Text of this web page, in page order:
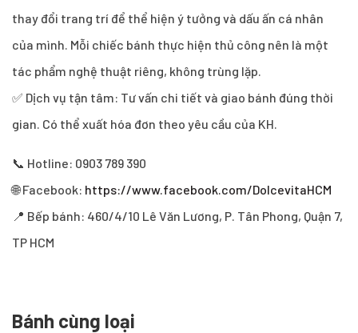
thay đổi trang trí để thể hiện ý tưởng và dấu ấn cá nhân
của mình. Mỗi chiếc bánh thực hiện thủ công nên là một
tác phẩm nghệ thuật riêng, không trùng lặp.
✅ Dịch vụ tận tâm: Tư vấn chi tiết và giao bánh đúng thời
gian. Có thể xuất hóa đơn theo yêu cầu của KH.
📞 Hotline: 0903 789 390
🌐 Facebook: https://www.facebook.com/DolcevitaHCM
📍 Bếp bánh: 460/4/10 Lê Văn Lương, P. Tân Phong, Quận 7,
TP HCM
Bánh cùng loại